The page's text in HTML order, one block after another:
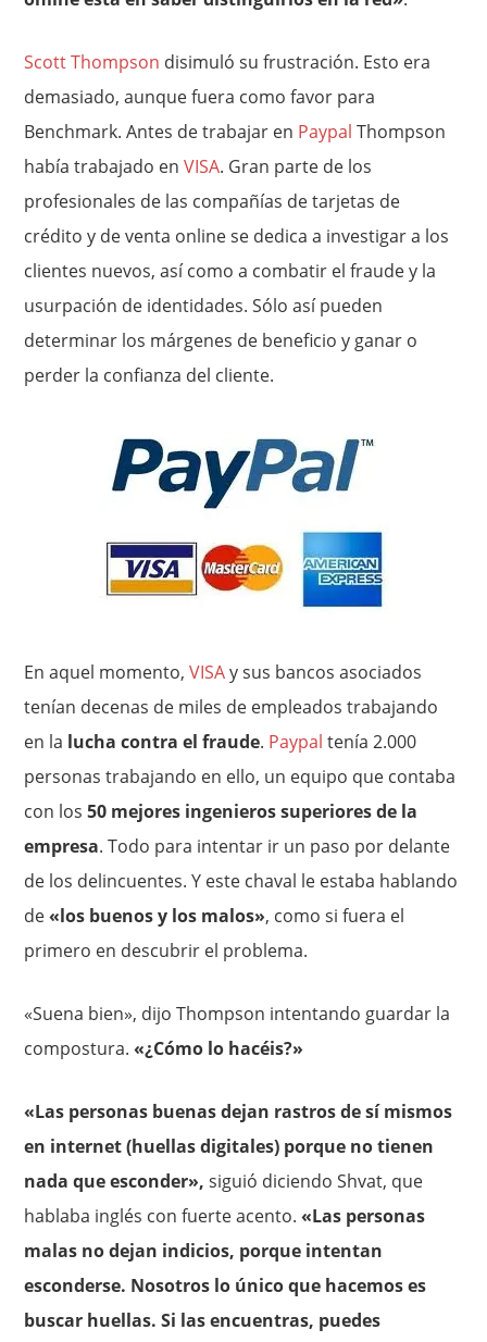
Scott Thompson disimuló su frustración. Esto era
demasiado, aunque fuera como favor para
Benchmark. Antes de trabajar en Paypal Thompson
había trabajado enVISA. Gran parte de los
profesionales de las compañías de tarjetas de
crédito y de venta online se dedica a investigar a los
clientes nuevos, así como a combatir el fraude y la
usurpación de identidades. Sólo así pueden
determinar los márgenes de beneficio y ganar o
perder la confianza del cliente.
En aquel momento,VISAy sus bancos asociados
tenían decenas de miles de empleados trabajando
en la lucha contra el fraude. Paypal tenía 2.000
personas trabajando en ello, un equipo que contaba
con los50 mejores ingenieros superiores de la
empresa. Todo para intentar ir un paso por delante
de los delincuentes. Y este chaval le estaba hablando
de«los buenos y los malos», como si fuera el
primero en descubrir el problema.
«Suena bien», dijo Thompson intentando guardar la
compostura.«¿Cómo lo hacéis?»
«Las personas buenas dejan rastros de sí mismos
en internet (huellas digitales) porque no tienen
nada que esconder», siguió diciendo Shvat, que
hablaba inglés con fuerte acento.«Las personas
malas no dejan indicios, porque intentan
esconderse. Nosotros lo único que hacemos es
buscar huellas. Si las encuentras, puedes